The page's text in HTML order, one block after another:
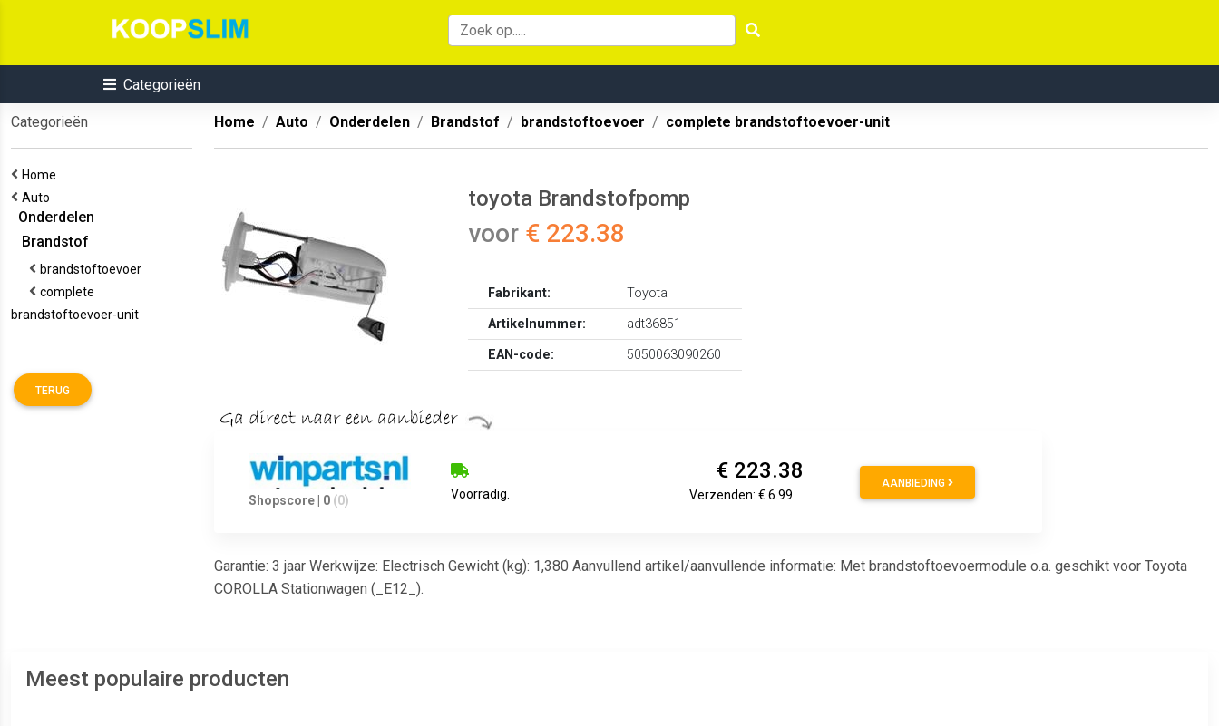
Categorieën
Categorieën
Home
Auto
Onderdelen
Brandstof
brandstoftoevoer
complete
brandstoftoevoer-unit
TERUG
Home Auto Onderdelen Brandstof brandstoftoevoer complete brandstoftoevoer-unit
toyota Brandstofpomp
voor € 223.38
Fabrikant:
Toyota
Artikelnummer:
adt36851
EAN-code:
5050063090260
Shopscore | 0 (0) Voorradig.
€ 223.38
Verzenden: € 6.99
AANBIEDING
Garantie: 3 jaar Werkwijze: Electrisch Gewicht (kg): 1,380 Aanvullend artikel/aanvullende informatie: Met brandstoftoevoermodule o.a. geschikt voor Toyota
COROLLA Stationwagen (_E12_).
Meest populaire producten